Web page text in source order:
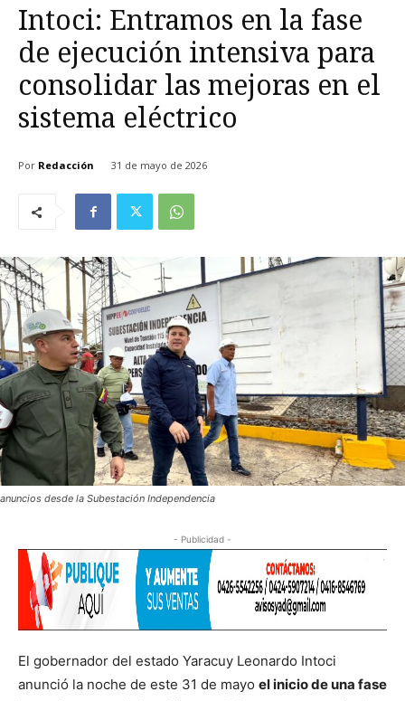
Intoci: Entramos en la fase
de ejecución intensiva para
consolidar las mejoras en el
sistema eléctrico
Por Redacción 31 de mayo de 2026
anuncios desde la Subestación Independencia
- Publicidad -
El gobernador del estado Yaracuy Leonardo Intoci
anunció la noche de este 31 de mayo el inicio de una fase